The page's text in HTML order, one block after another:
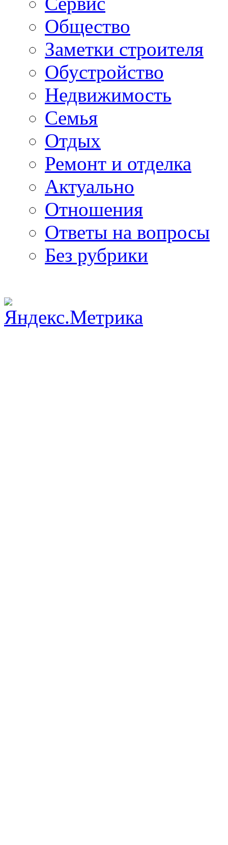
Общество
Заметки строителя
Обустройство
Недвижимость
Семья
Отдых
Ремонт и отделка
Актуально
Отношения
Ответы на вопросы
Без рубрики